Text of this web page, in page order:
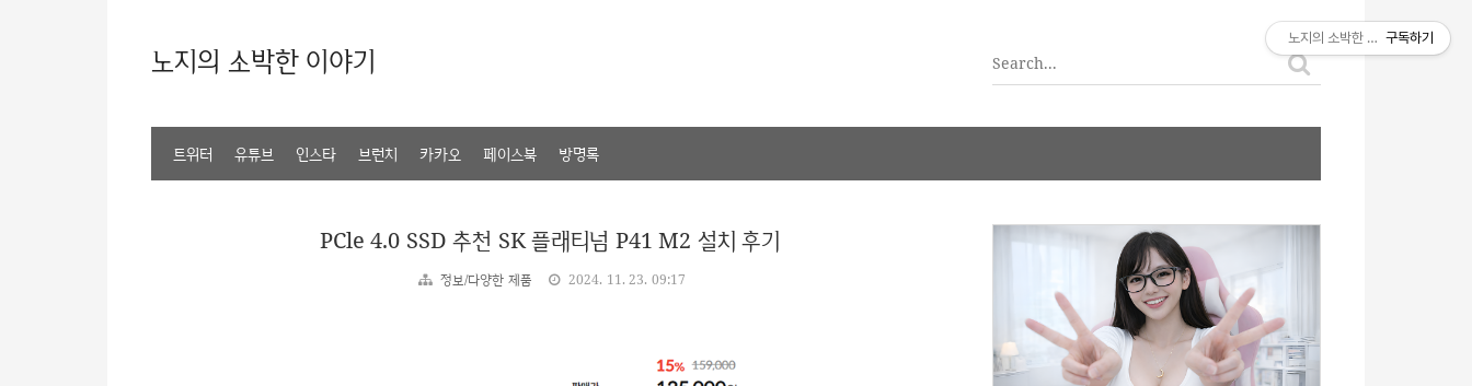
노지의 소박한 이야기
트위터 유튜브 인스타 브런치 카카오 페이스북 방명록
PCle 4.0 SSD 추천 SK 플래티넘 P41 M2 설치 후기
정보/다양한 제품 2024. 11. 23. 09:17
노지의 소박한 이야기구독하기